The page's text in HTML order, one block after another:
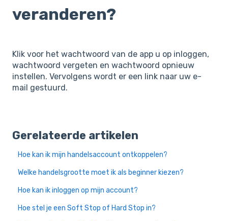
veranderen?
Klik voor het wachtwoord van de app u op inloggen,
wachtwoord vergeten en wachtwoord opnieuw
instellen. Vervolgens wordt er een link naar uw e-
mail gestuurd.
Gerelateerde artikelen
Hoe kan ik mijn handelsaccount ontkoppelen?
Welke handelsgrootte moet ik als beginner kiezen?
Hoe kan ik inloggen op mijn account?
Hoe stel je een Soft Stop of Hard Stop in?